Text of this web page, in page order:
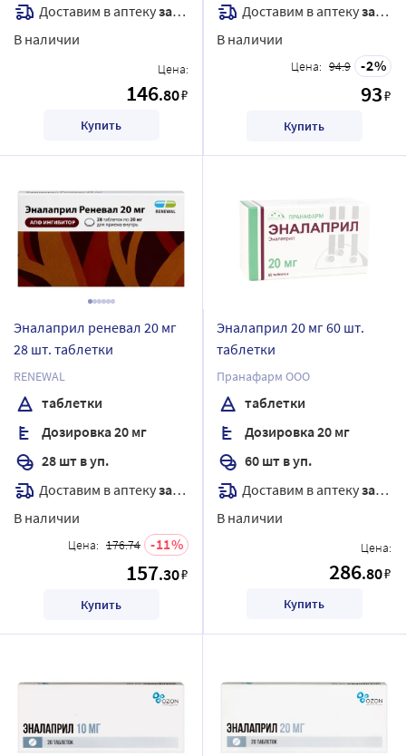
Доставим в аптекузавтра
В наличии
Цена:
146.80₽
Купить
Доставим в аптекузавтра
В наличии
Цена: 94.9 2
93₽
Купить
Эналаприл реневал 20 мг
28 шт. таблетки
RENEWAL
таблетки
Дозировка 20 мг
28 шт в уп.
Доставим в аптекузавтра
В наличии
Цена: 176.74 11
157.30₽
Купить
Эналаприл 20 мг 60 шт.
таблетки
Пранафарм ООО
таблетки
Дозировка 20 мг
60 шт в уп.
Доставим в аптекузавтра
В наличии
Цена:
286.80₽
Купить